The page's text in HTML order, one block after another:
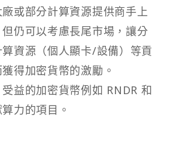
或部分計算資源提供商手上
仍可以考慮長尾市場，讓分
資源（個人顯卡/設備）等貢
得加密貨幣的激勵。
益的加密貨幣例如 RNDR 和
力的項目。